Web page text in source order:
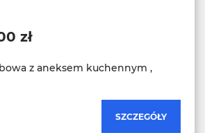
zł
z aneksem kuchennym ,
SZCZEGÓŁY